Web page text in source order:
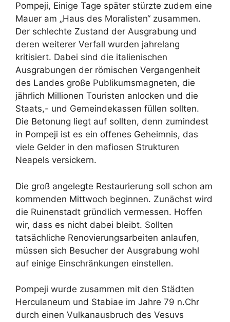
Pompeji, Einige Tage später stürzte zudem eine
Mauer am „Haus des Moralisten“ zusammen.
Der schlechte Zustand der Ausgrabung und
deren weiterer Verfall wurden jahrelang
kritisiert. Dabei sind die italienischen
Ausgrabungen der römischen Vergangenheit
des Landes große Publikumsmagneten, die
jährlich Millionen Touristen anlocken und die
Staats,- und Gemeindekassen füllen sollten.
Die Betonung liegt auf sollten, denn zumindest
in Pompeji ist es ein offenes Geheimnis, das
viele Gelder in den mafiosen Strukturen
Neapels versickern.
Die groß angelegte Restaurierung soll schon am
kommenden Mittwoch beginnen. Zunächst wird
die Ruinenstadt gründlich vermessen. Hoffen
wir, dass es nicht dabei bleibt. Sollten
tatsächliche Renovierungsarbeiten anlaufen,
müssen sich Besucher der Ausgrabung wohl
auf einige Einschränkungen einstellen.
Pompeji wurde zusammen mit den Städten
Herculaneum und Stabiae im Jahre 79 n.Chr
durch einen Vulkanausbruch des Vesuvs